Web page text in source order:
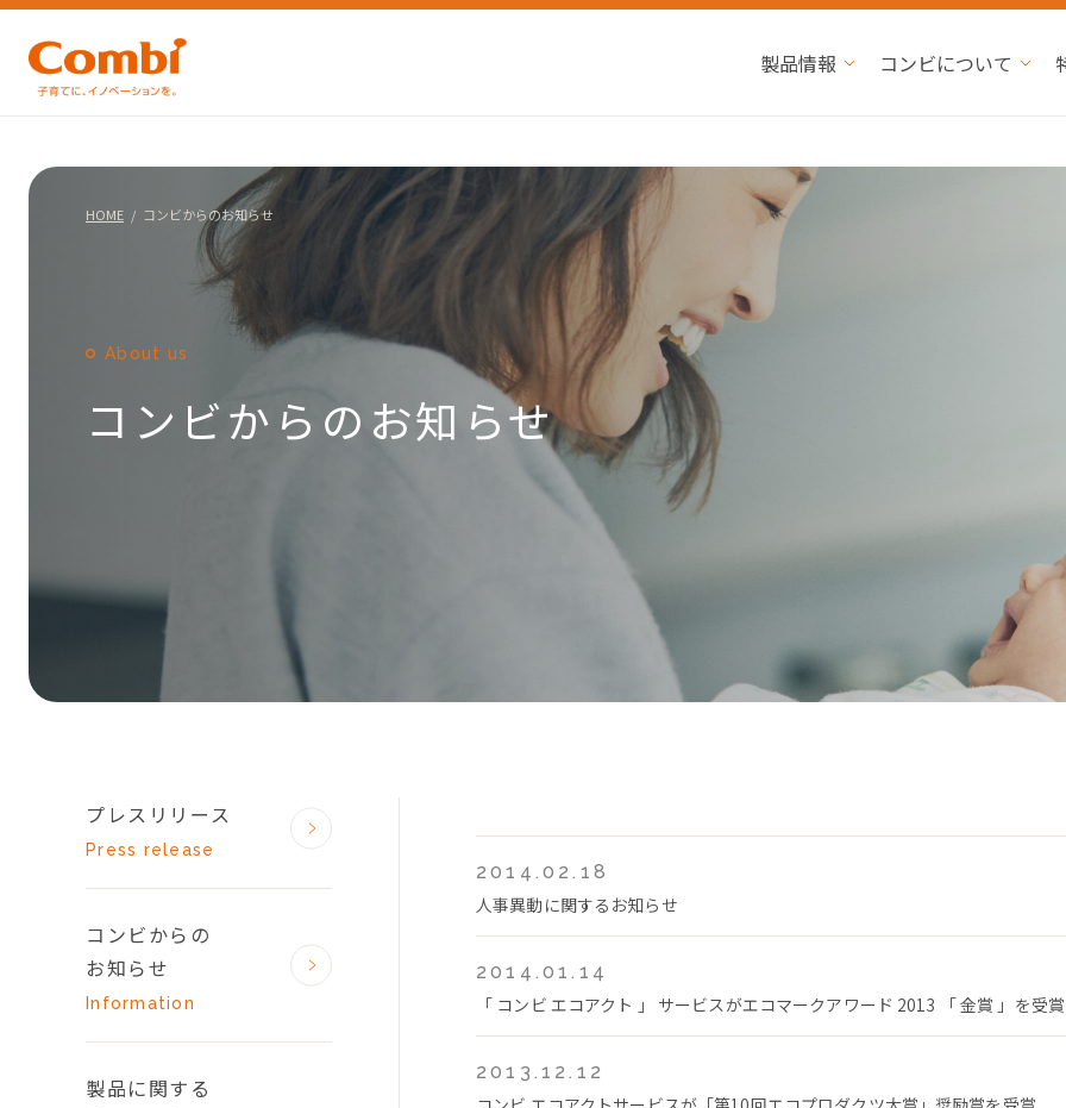
製品情報 コンビについて
HOME コンビからのお知らせ
About us
コンビからのお知らせ
2014.02.18
人事異動に関するお知らせ
2014.01.14
「 コンビ エコアクト 」 サービスがエコマークアワード 2013 「 金賞 」を受
2013.12.12
プレスリリース
Press release
コンビからの
お知らせ
Information
製品に関する